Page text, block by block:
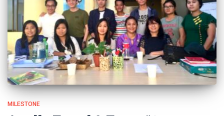
MILESTONE